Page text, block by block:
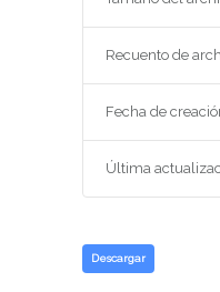
Recuento de
Fecha de
Última
Descargar